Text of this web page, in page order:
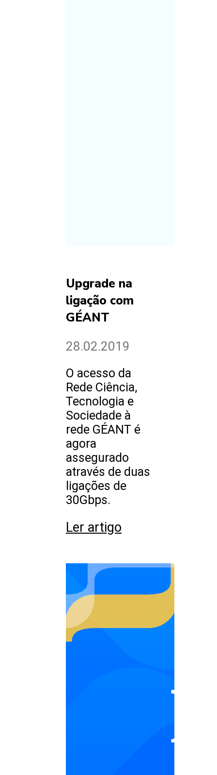
Upgrade na
ligação com
GÉANT
28.02.2019
O acesso da
Rede Ciência,
Tecnologia e
Sociedade à
rede GÉANT é
agora
assegurado
através de duas
ligações de
30Gbps.
Ler artigo